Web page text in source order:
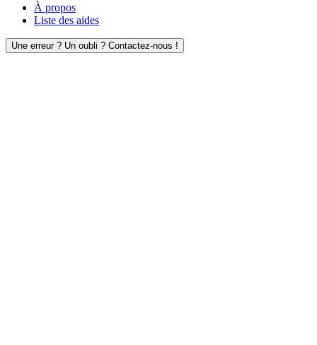
À propos
Liste des aides
Une erreur ? Un oubli ? Contactez-nous !